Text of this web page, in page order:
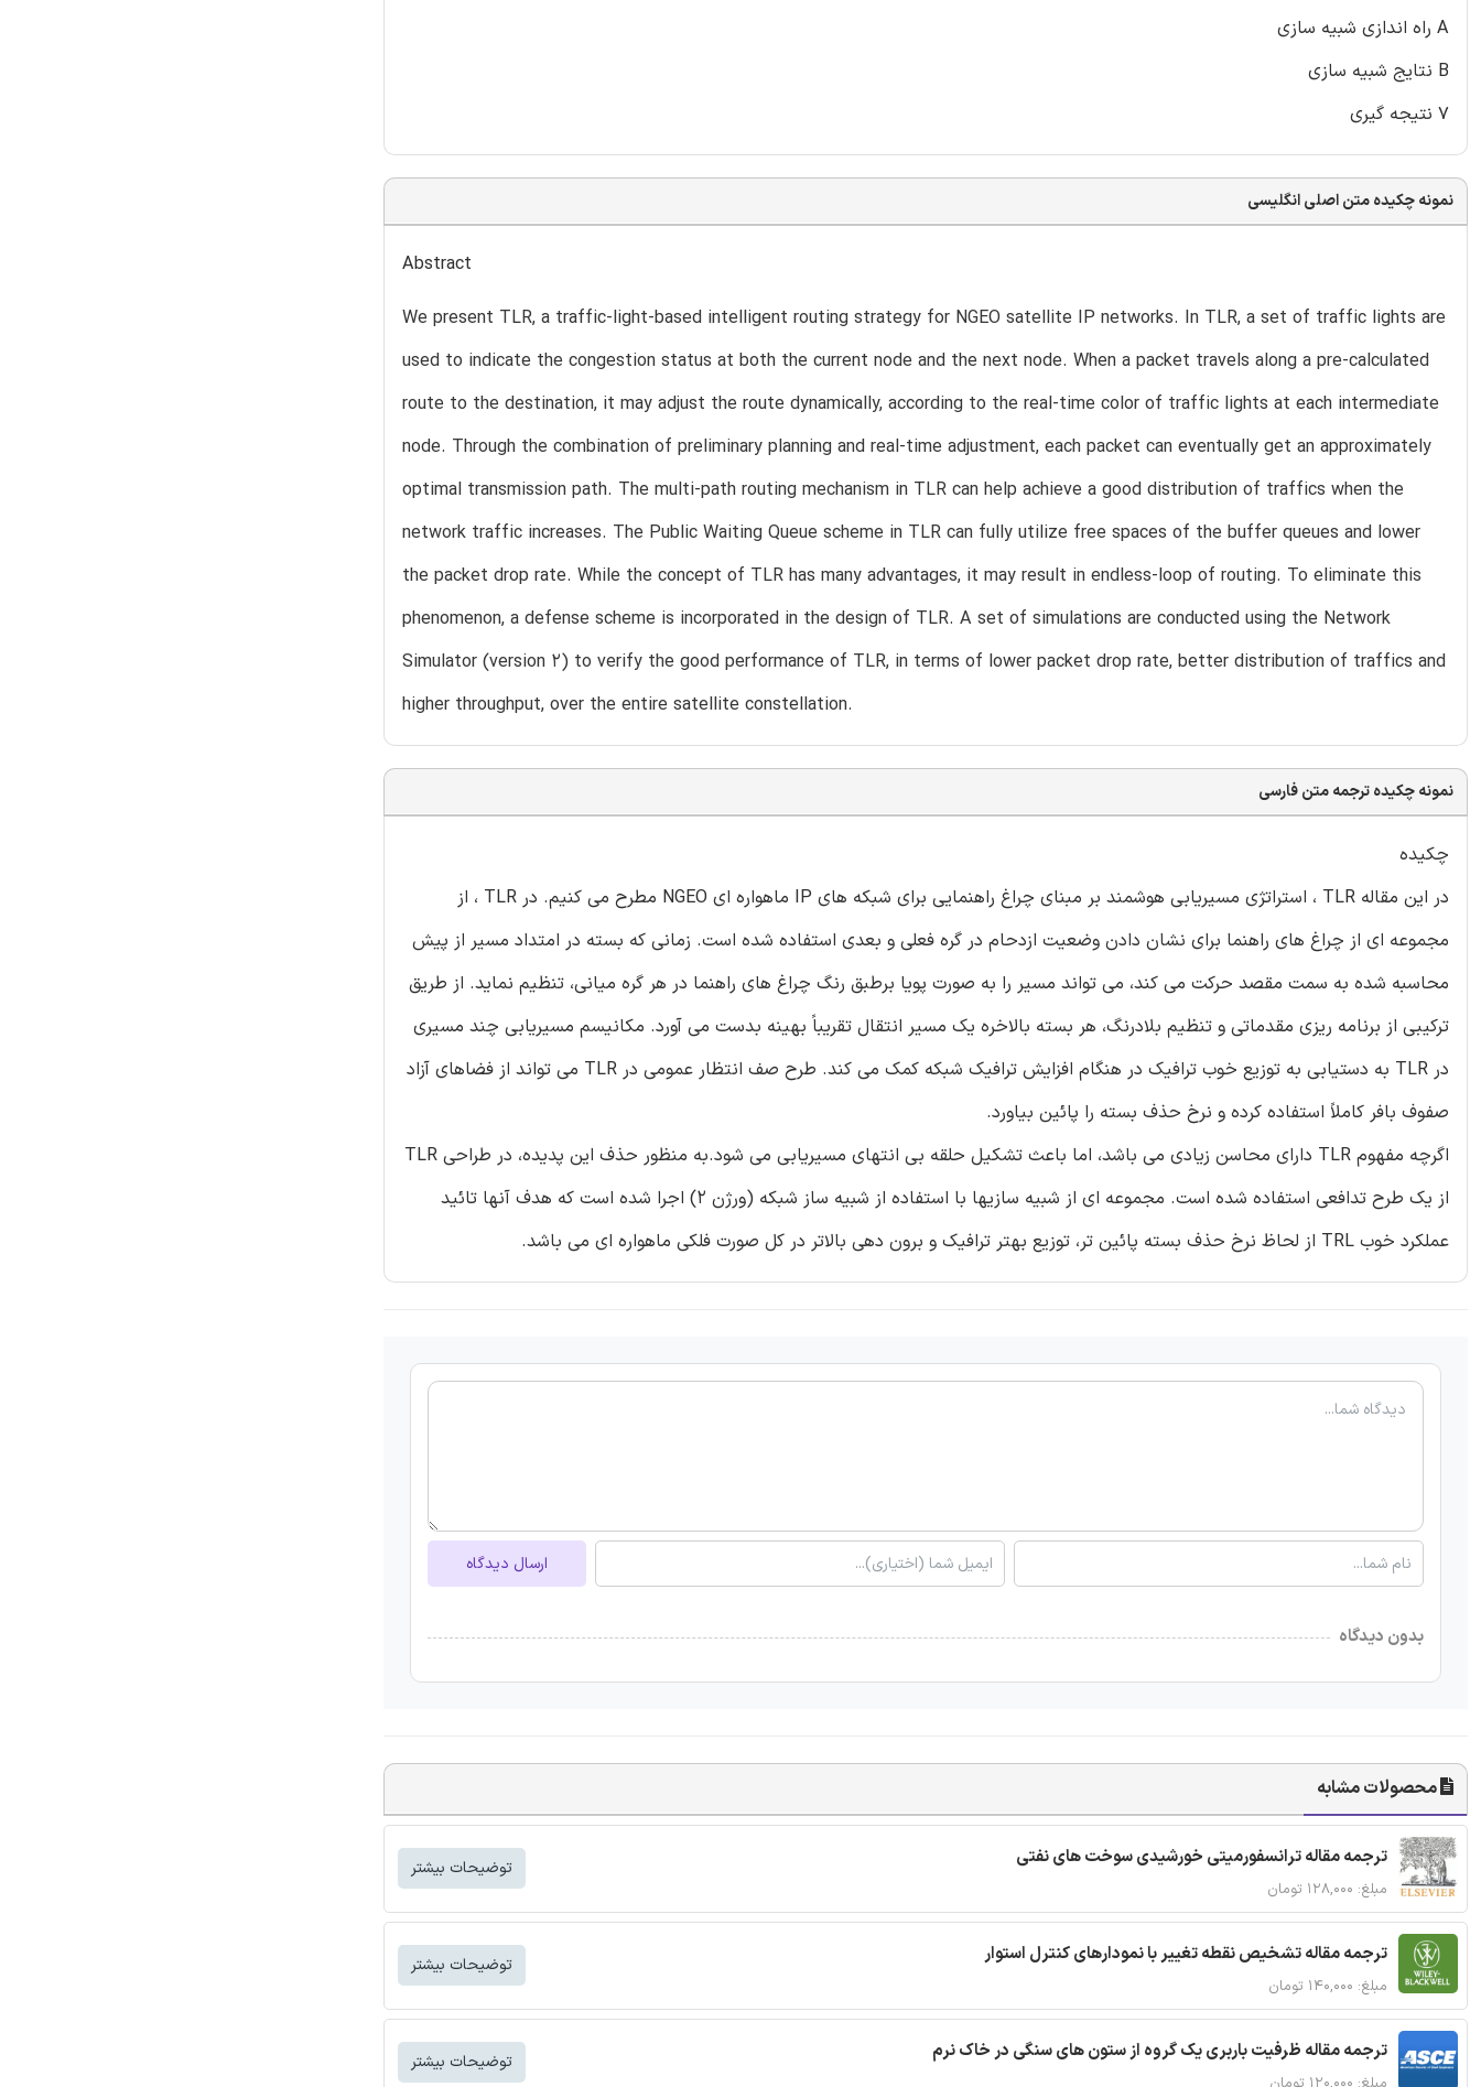
A راه اندازی شبیه سازی
B نتایج شبیه سازی
۷ نتیجه گیری
نمونه چکیده متن اصلی انگلیسی
Abstract
We present TLR, a traffic-light-based intelligent routing strategy for NGEO satellite IP networks. In TLR, a set of traffic lights are
used to indicate the congestion status at both the current node and the next node. When a packet travels along a pre-calculated
route to the destination, it may adjust the route dynamically, according to the real-time color of traffic lights at each intermediate
node. Through the combination of preliminary planning and real-time adjustment, each packet can eventually get an approximately
optimal transmission path. The multi-path routing mechanism in TLR can help achieve a good distribution of traffics when the
network traffic increases. The Public Waiting Queue scheme in TLR can fully utilize free spaces of the buffer queues and lower
the packet drop rate. While the concept of TLR has many advantages, it may result in endless-loop of routing. To eliminate this
phenomenon, a defense scheme is incorporated in the design of TLR. A set of simulations are conducted using the Network
Simulator (version 2) to verify the good performance of TLR, in terms of lower packet drop rate, better distribution of traffics and
higher throughput, over the entire satellite constellation.
نمونه چکیده ترجمه متن فارسی
چکیده
در این مقاله TLR ، استراتژی مسیریابی هوشمند بر مبنای چراغ راهنمایی برای شبکه های IP ماهواره ای NGEO مطرح می کنیم. در TLR ، از
مجموعه ای از چراغ های راهنما برای نشان دادن وضعیت ازدحام در گره فعلی و بعدی استفاده شده است. زمانی که بسته در امتداد مسیر از پیش
محاسبه شده به سمت مقصد حرکت می کند، می تواند مسیر را به صورت پویا برطبق رنگ چراغ های راهنما در هر گره میانی، تنظیم نماید. از طریق
ترکیبی از برنامه ریزی مقدماتی و تنظیم بلادرنگ، هر بسته بالاخره یک مسیر انتقال تقریباً بهینه بدست می آورد. مکانیسم مسیریابی چند مسیری
در TLR به دستیابی به توزیع خوب ترافیک در هنگام افزایش ترافیک شبکه کمک می کند. طرح صف انتظار عمومی در TLR می تواند از فضاهای آزاد
صفوف بافر کاملاً استفاده کرده و نرخ حذف بسته را پائین بیاورد.
اگرچه مفهوم TLR دارای محاسن زیادی می باشد، اما باعث تشکیل حلقه بی انتهای مسیریابی می شود.به منظور حذف این پدیده، در طراحی TLR
از یک طرح تدافعی استفاده شده است. مجموعه ای از شبیه سازیها با استفاده از شبیه ساز شبکه (ورژن 2) اجرا شده است که هدف آنها تائید
عملکرد خوب TRL از لحاظ نرخ حذف بسته پائین تر، توزیع بهتر ترافیک و برون دهی بالاتر در کل صورت فلکی ماهواره ای می باشد.
ارسال دیدگاه
بدون دیدگاه
محصولات مشابه
ترجمه مقاله ترانسفورمیتی خورشیدی سوخت های نفتی
مبلغ: ۱۲۸,۰۰۰ تومان
توضیحات بیشتر
ترجمه مقاله تشخیص نقطه تغییر با نمودارهای کنترل استوار
مبلغ: ۱۴۰,۰۰۰ تومان
توضیحات بیشتر
ترجمه مقاله ظرفیت باربری یک گروه از ستون های سنگی در خاک نرم توضیحات بیشتر